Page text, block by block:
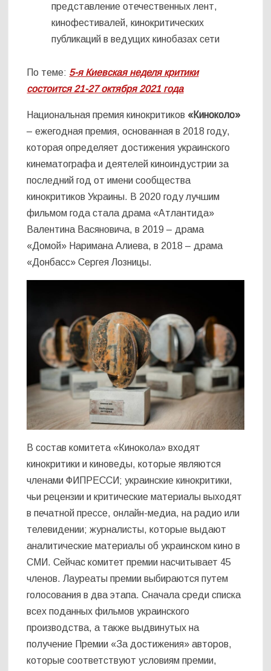
представление отечественных лент,
кинофестивалей, кинокритических
публикаций в ведущих кинобазах сети
По теме: 5-я Киевская неделя критики
состоится 21-27 октября 2021 года
Национальная премия кинокритиков «Киноколо»
– ежегодная премия, основанная в 2018 году,
которая определяет достижения украинского
кинематографа и деятелей киноиндустрии за
последний год от имени сообщества
кинокритиков Украины. В 2020 году лучшим
фильмом года стала драма «Атлантида»
Валентина Васяновича, в 2019 – драма
«Домой» Наримана Алиева, в 2018 – драма
«Донбасс» Сергея Лозницы.
В состав комитета «Кинокола» входят
кинокритики и киноведы, которые являются
членами ФИПРЕССИ; украинские кинокритики,
чьи рецензии и критические материалы выходят
в печатной прессе, онлайн-медиа, на радио или
телевидении; журналисты, которые выдают
аналитические материалы об украинском кино в
СМИ. Сейчас комитет премии насчитывает 45
членов. Лауреаты премии выбираются путем
голосования в два этапа. Сначала среди списка
всех поданных фильмов украинского
производства, а также выдвинутых на
получение Премии «За достижения» авторов,
которые соответствуют условиям премии,